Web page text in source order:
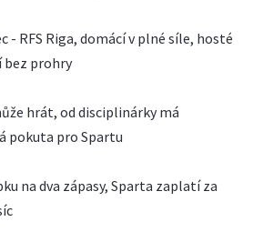
- RFS Riga, domácí v plné síle, hosté
bez prohry
hrát, od disciplinárky má
pokuta pro Spartu
na dva zápasy, Sparta zaplatí za